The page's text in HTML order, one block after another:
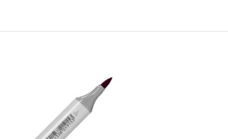
В наличии